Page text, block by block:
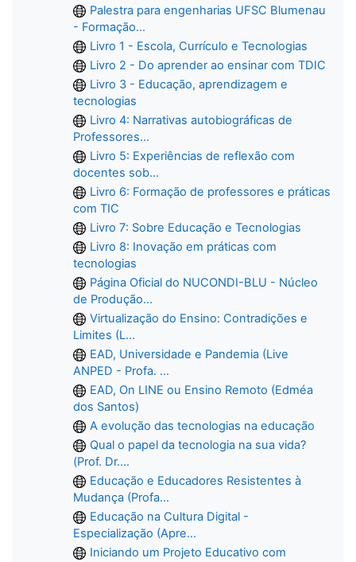
Palestra para engenharias UFSC Blumenau
- Formação...
Livro 1 - Escola, Currículo e Tecnologias
Livro 2 - Do aprender ao ensinar com TDIC
Livro 3 - Educação, aprendizagem e
tecnologias
Livro 4: Narrativas autobiográficas de
Professores...
Livro 5: Experiências de reflexão com
docentes sob...
Livro 6: Formação de professores e práticas
com TIC
Livro 7: Sobre Educação e Tecnologias
Livro 8: Inovação em práticas com
tecnologias
Página Oficial do NUCONDI-BLU - Núcleo
de Produção...
Virtualização do Ensino: Contradições e
Limites (L...
EAD, Universidade e Pandemia (Live
ANPED - Profa. ...
EAD, On LINE ou Ensino Remoto (Edméa
dos Santos)
A evolução das tecnologias na educação
Qual o papel da tecnologia na sua vida?
(Prof. Dr....
Educação e Educadores Resistentes à
Mudança (Profa...
Educação na Cultura Digital -
Especialização (Apre...
Iniciando um Projeto Educativo com